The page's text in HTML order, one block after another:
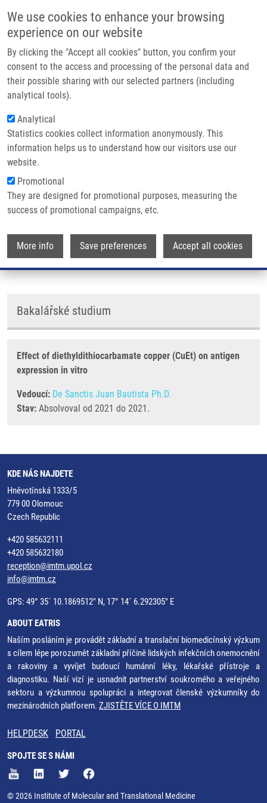
We use cookies to enhance your browsing
experience on our website
By clicking the "Accept all cookies" button, you confirm your
consent to the access and processing of the personal data and
their possible sharing with our selected partners (including
analytical tools).
Analytical
Statistics cookies collect information anonymously. This
information helps us to understand how our visitors use our
website.
Promotional
They are designed for promotional purposes, measuring the
success of promotional campaigns, etc.
More info Save preferences Accept all cookies
Main
Domů
Partner institutions
Technologie a služby
Kontakt
Drobečková navigace
Domů Mastná Jana
Mastná Jana
LEM
Bakalářské studium
Effect of diethyldithiocarbamate copper (CuEt) on antigen
expression in vitro
Vedoucí: De Sanctis Juan Bautista Ph.D.
Stav: Absolvoval od 2021 do 2021.
KDE NÁS NAJDETE
Hněvotínská 1333/5
779 00 Olomouc
Czech Republic
+420 585632111
+420 585632180
reception@imtm.upol.cz
info@imtm.cz
GPS: 49° 35´ 10.1869512" N, 17° 14´ 6.292305" E
ABOUT EATRIS
Naším posláním je provádět základní a translační biomedicínský výzkum
s cílem lépe porozumět základní příčině lidských infekčních onemocnění
a rakoviny a vyvíjet budoucí humánní léky, lékařské přístroje a
diagnostiku. Naší vizí je usnadnit partnerství soukromého a veřejného
sektoru a výzkumnou spolupráci a integrovat členské výzkumníky do
mezinárodních platforem. ZJISTĚTE VÍCE O IMTM
HELPDESK PORTAL
SPOJTE SE S NÁMI
© 2026 Institute of Molecular and Translational Medicine